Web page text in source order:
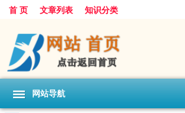
首 页 文章列表 知识分类
网站导航